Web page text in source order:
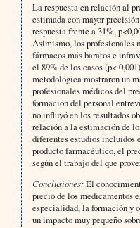
La respuesta en relación al
estimada con mayor
respuesta frente a 31%,
Asimismo, los profesionales
fármacos más baratos e
el 89% de los casos (p<
metodológica mostraron un
profesionales médicos del
formación del personal
no influyó en los resultados
relación a la estimación de
diferentes estudios incluidos
producto farmacéutico, el
según el trabajo del que
Conclusiones:El
precio de los medicamentos
especialidad, la formación y
un impacto muy pequeño